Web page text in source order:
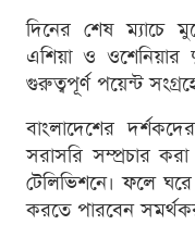
দিনের শেষ ম্যাচে
এশিয়া ও ওশেনিয়ার
গুরুত্বপূর্ণ পয়েন্ট
বাংলাদেশের
সরাসরি সম্প্রচার
টেলিভিশনে। ফলে
করতে পারবেন